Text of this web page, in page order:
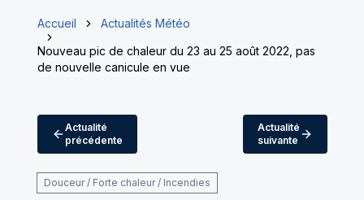
Accueil
Actualités Météo
Nouveau pic de chaleur du 23 au 25 août 2022, pas
de nouvelle canicule en vue
Actualité
précédente
Actualité
suivante
Douceur / Forte chaleur / Incendies